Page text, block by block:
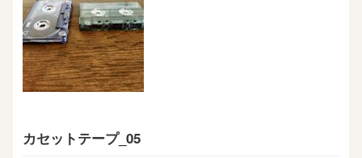
カセットテープ_05